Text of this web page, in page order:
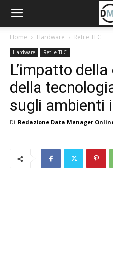
Home Hardware Reti e TLC
Hardware Reti e TLC
L’impatto
della
sugli ambienti
Di Redazione Data Manager